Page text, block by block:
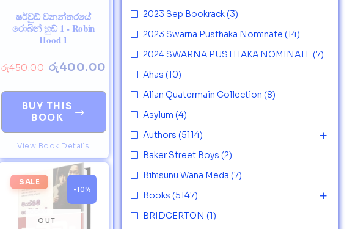
ෂර්වුඩ් වනන්තරයේ
රොබින් හුඩ් 1 - Robin
Hood 1
රු450.00 රු400.00
BUY THIS
BOOK
→
View Book Details
SALE
-10%
2023 Sep Bookrack (3)
2023 Swarna Pusthaka Nominate (14)
2024 SWARNA PUSTHAKA NOMINATE (7)
Ahas (10)
Allan Quatermain Collection (8)
Asylum (4)
Authors (5114)
Baker Street Boys (2)
Bihisunu Wana Meda (7)
Books (5147)
BRIDGERTON (1)